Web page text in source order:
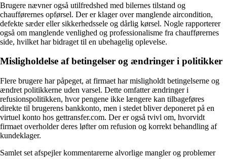
Brugere nævner også utilfredshed med bilernes tilstand og
chaufførernes opførsel. Der er klager over manglende aircondition,
defekte sæder eller sikkerhedssele og dårlig kørsel. Nogle rapporterer
også om manglende venlighed og professionalisme fra chaufførernes
side, hvilket har bidraget til en ubehagelig oplevelse.
Misligholdelse af betingelser og ændringer i politikker
Flere brugere har påpeget, at firmaet har misligholdt betingelserne og
ændret politikkerne uden varsel. Dette omfatter ændringer i
refusionspolitikken, hvor pengene ikke længere kan tilbageføres
direkte til brugerens bankkonto, men i stedet bliver deponeret på en
virtuel konto hos gettransfer.com. Der er også tvivl om, hvorvidt
firmaet overholder deres løfter om refusion og korrekt behandling af
kundeklager.
Samlet set afspejler kommentarerne alvorlige mangler og problemer